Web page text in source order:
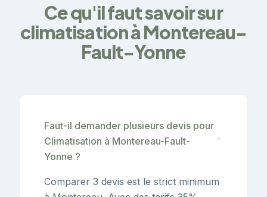
Ce qu'il faut savoir sur
climatisation à Montereau-
Fault-Yonne
Faut-il demander plusieurs devis pour
Climatisation à Montereau-Fault-
Yonne ?
⌄
Comparer 3 devis est le strict minimum